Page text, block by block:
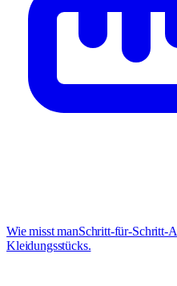
Wie misst manSchritt-für-Schritt-
Kleidungsstücks.